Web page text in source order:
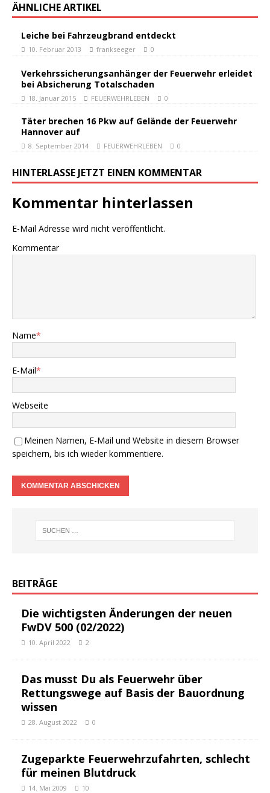
ÄHNLICHE ARTIKEL
Leiche bei Fahrzeugbrand entdeckt
10. Februar 2013 frankseeger 0
Verkehrssicherungsanhänger der Feuerwehr erleidet
bei Absicherung Totalschaden
18. Januar 2015 FEUERWEHRLEBEN 0
Täter brechen 16 Pkw auf Gelände der Feuerwehr
Hannover auf
8. September 2014 FEUERWEHRLEBEN 0
HINTERLASSE JETZT EINEN KOMMENTAR
Kommentar hinterlassen
E-Mail Adresse wird nicht veröffentlicht.
Kommentar
Name*
E-Mail*
Webseite
Meinen Namen, E-Mail und Website in diesem Browser
speichern, bis ich wieder kommentiere.
BEITRÄGE
Die wichtigsten Änderungen der neuen
FwDV 500 (02/2022)
10. April 2022 2
Das musst Du als Feuerwehr über
Rettungswege auf Basis der Bauordnung
wissen
28. August 2022 0
Zugeparkte Feuerwehrzufahrten, schlecht
für meinen Blutdruck
14. Mai 2009 10